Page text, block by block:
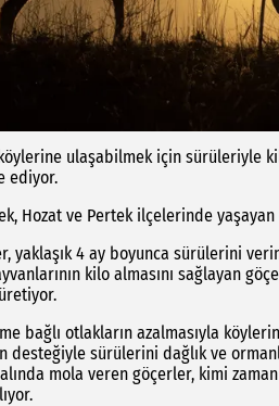
ulaşabilmek için sürüleriyle
ediyor.
Hozat ve Pertek ilçelerinde
yaklaşık 4 ay boyunca sürülerini
kilo almasını sağlayan
bağlı otlakların azalmasıyla
desteğiyle sürülerini dağlık ve
mola veren göçerler, kimi